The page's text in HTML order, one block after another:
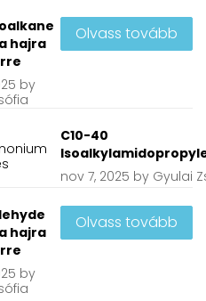
hajra
by
Olvass tovább
C10-40
nov 7, 2025 by Gyulai
hajra
by
Olvass tovább